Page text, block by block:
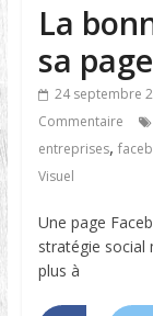
La
sa
24 septembre
Commentaire
entreprises,
Visuel
Une page
stratégie social
plus à